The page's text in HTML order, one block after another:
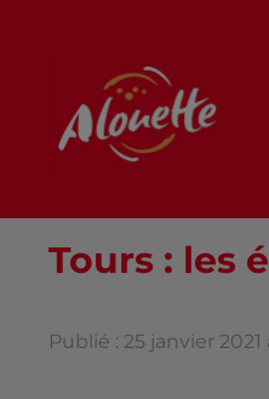
Tours : les
Publié : 25 janvier